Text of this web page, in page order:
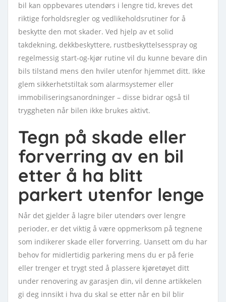
bil kan oppbevares utendørs i lengre tid, kreves det
riktige forholdsregler og vedlikeholdsrutiner for å
beskytte den mot skader. Ved hjelp av et solid
takdekning, dekkbeskyttere, rustbeskyttelsesspray og
regelmessig start-og-kjør rutine vil du kunne bevare din
bils tilstand mens den hviler utenfor hjemmet ditt. Ikke
glem sikkerhetstiltak som alarmsystemer eller
immobiliseringsanordninger – disse bidrar også til
tryggheten når bilen ikke brukes aktivt.
Tegn på skade eller
forverring av en bil
etter å ha blitt
parkert utenfor lenge
Når det gjelder å lagre biler utendørs over lengre
perioder, er det viktig å være oppmerksom på tegnene
som indikerer skade eller forverring. Uansett om du har
behov for midlertidig parkering mens du er på ferie
eller trenger et trygt sted å plassere kjøretøyet ditt
under renovering av garasjen din, vil denne artikkelen
gi deg innsikt i hva du skal se etter når en bil blir